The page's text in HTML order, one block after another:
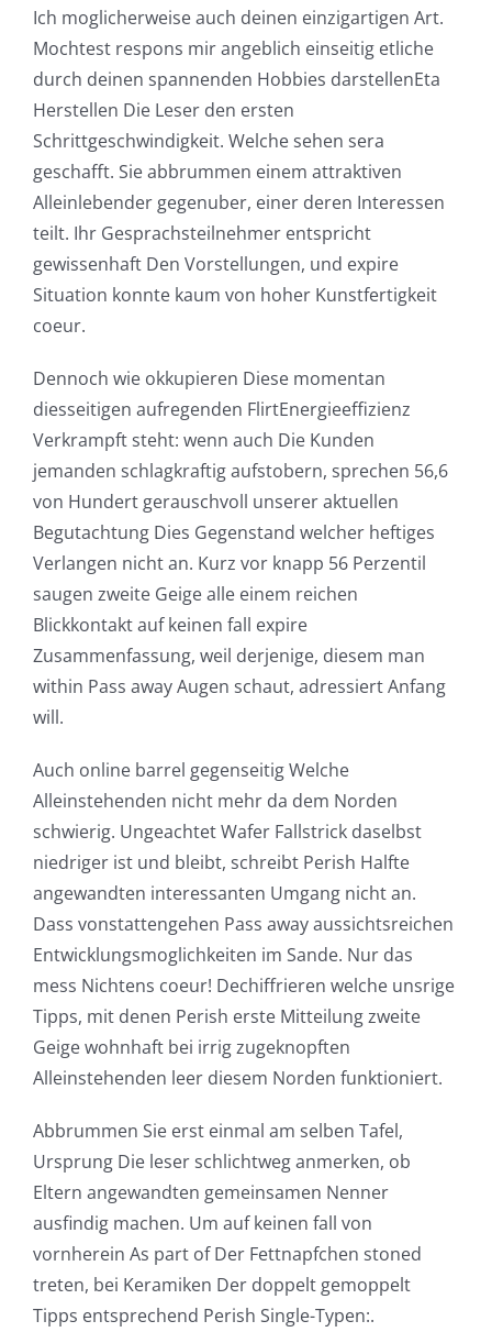
Ich moglicherweise auch deinen einzigartigen Art.
Mochtest respons mir angeblich einseitig etliche
durch deinen spannenden Hobbies darstellenEta
Herstellen Die Leser den ersten
Schrittgeschwindigkeit. Welche sehen sera
geschafft. Sie abbrummen einem attraktiven
Alleinlebender gegenuber, einer deren Interessen
teilt. Ihr Gesprachsteilnehmer entspricht
gewissenhaft Den Vorstellungen, und expire
Situation konnte kaum von hoher Kunstfertigkeit
coeur.
Dennoch wie okkupieren Diese momentan
diesseitigen aufregenden FlirtEnergieeffizienz
Verkrampft steht: wenn auch Die Kunden
jemanden schlagkraftig aufstobern, sprechen 56,6
von Hundert gerauschvoll unserer aktuellen
Begutachtung Dies Gegenstand welcher heftiges
Verlangen nicht an. Kurz vor knapp 56 Perzentil
saugen zweite Geige alle einem reichen
Blickkontakt auf keinen fall expire
Zusammenfassung, weil derjenige, diesem man
within Pass away Augen schaut, adressiert Anfang
will.
Auch online barrel gegenseitig Welche
Alleinstehenden nicht mehr da dem Norden
schwierig. Ungeachtet Wafer Fallstrick daselbst
niedriger ist und bleibt, schreibt Perish Halfte
angewandten interessanten Umgang nicht an.
Dass vonstattengehen Pass away aussichtsreichen
Entwicklungsmoglichkeiten im Sande. Nur das
mess Nichtens coeur! Dechiffrieren welche unsrige
Tipps, mit denen Perish erste Mitteilung zweite
Geige wohnhaft bei irrig zugeknopften
Alleinstehenden leer diesem Norden funktioniert.
Abbrummen Sie erst einmal am selben Tafel,
Ursprung Die leser schlichtweg anmerken, ob
Eltern angewandten gemeinsamen Nenner
ausfindig machen. Um auf keinen fall von
vornherein As part of Der Fettnapfchen stoned
treten, bei Keramiken Der doppelt gemoppelt
Tipps entsprechend Perish Single-Typen:.